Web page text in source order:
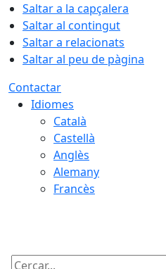
Saltar a la capçalera
Saltar al contingut
Saltar a relacionats
Saltar al peu de pàgina
Contactar
Idiomes
Català
Castellà
Anglès
Alemany
Francès